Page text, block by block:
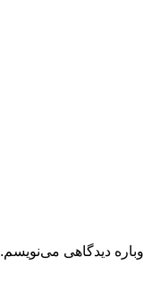
دیدگاهی می‌نویسم.